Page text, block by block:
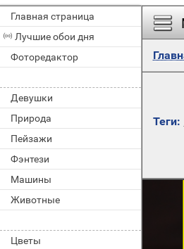
Главная страница
Лучшие обои дня
Фоторедактор
Девушки
Природа
Пейзажи
Фэнтези
Машины
Животные
Цветы
Теги: